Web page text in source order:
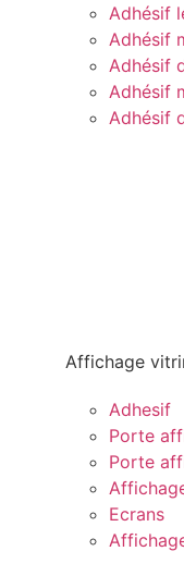
Adhésif
Adhésif
Adhésif
Adhésif
Adhésif
Affichage
Adhesif
Porte
Porte
Ecrans